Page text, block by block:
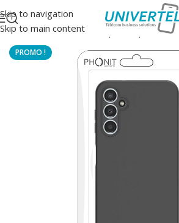
Skip to navigation
Skip to main content
Accueil/Protections Coque souple couleur